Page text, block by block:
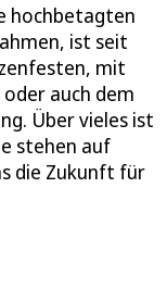
hochbetagten
ist seit
mit
auch dem
Über vieles ist
stehen auf
die Zukunft für